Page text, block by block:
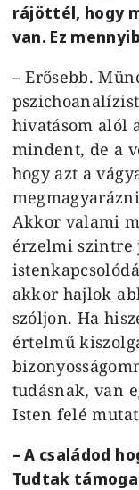
rájöttél, hogy
van. Ez
– Erősebb.
hivatásom alól
mindent, de a
hogy azt a
Akkor valami
érzelmi szintre
akkor hajlok
szóljon. Ha
értelmű
tudásnak, van
Isten felé
– A családod
Tudtak